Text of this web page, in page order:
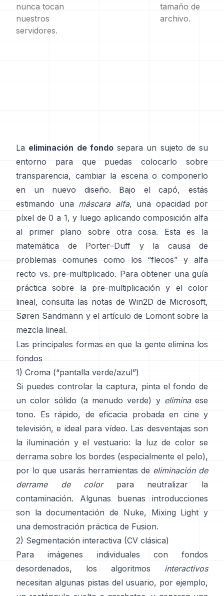
nunca tocan
nuestros
servidores.
tamaño de
archivo.
La eliminación de fondosepara un sujeto de su
entorno para que puedas colocarlo sobre
transparencia, cambiar la escena o componerlo
en un nuevo diseño. Bajo el capó, estás
estimando una máscara alfa, una opacidad por
píxel de 0 a 1, y luego aplicando composición alfa
al primer plano sobre otra cosa. Esta es la
matemática de Porter–Duff y la causa de
problemas comunes como los “flecos” y
alfa
recto vs. pre-multiplicado. Para obtener una guía
práctica sobre la pre-multiplicación y el color
lineal, consulta las notas de Win2D de Microsoft,
Søren Sandmann y el artículo de Lomont sobre la
mezcla lineal.
Las principales formas en que la gente elimina los
fondos
1) Croma (“pantalla verde/azul”)
Si puedes controlar la captura, pinta el fondo de
un color sólido (a menudo verde) y eliminaese
tono. Es rápido, de eficacia probada en cine y
televisión, e ideal para vídeo. Las desventajas son
la iluminación y el vestuario: la luz de color se
derrama sobre los bordes (especialmente el pelo),
por lo que usarás herramientas de eliminación de
derrame de colorpara neutralizar la
contaminación. Algunas buenas introducciones
son la documentación de Nuke, Mixing Light y
una demostración práctica de Fusion.
2) Segmentación interactiva (CV clásica)
Para imágenes individuales con fondos
desordenados, los algoritmos interactivos
necesitan algunas pistas del usuario, por ejemplo,